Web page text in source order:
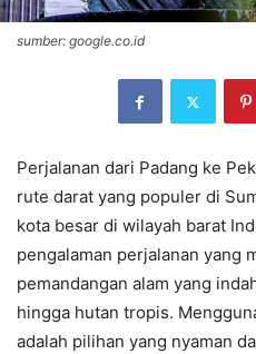
sumber: google.co.id
Perjalanan dari Padang ke
rute darat yang populer di
kota besar di wilayah barat
pengalaman perjalanan yang
pemandangan alam yang
hingga hutan tropis.
adalah pilihan yang nyaman